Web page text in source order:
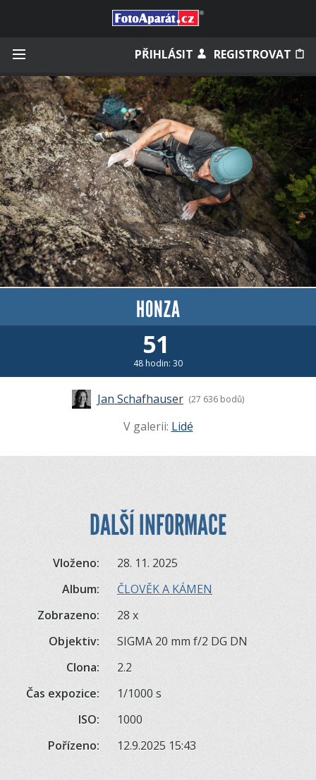
PŘIHLÁSIT REGISTROVAT
Zapamatovat
Zapomněli jste heslo?
Měli jste účet na starém webu?
HONZA
51
48 hodin: 30
Jan Schafhauser (27 636 bodů)
V galerii: Lidé
DALŠÍ INFORMACE
Vloženo:
28. 11. 2025
Album:
ČLOVĚK A KÁMEN
Zobrazeno:
28 x
Objektiv:
SIGMA 20 mm f/2 DG DN
Clona:
2.2
Čas expozice:
1/1000 s
ISO:
1000
Pořízeno:
12.9.2025 15:43